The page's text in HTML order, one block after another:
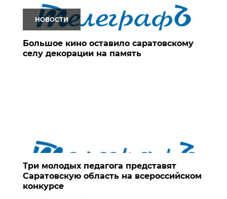
НОВОСТИ
Большое кино оставило саратовскому
селу декорации на память
Три молодых педагога представят
Саратовскую область на всероссийском
конкурсе